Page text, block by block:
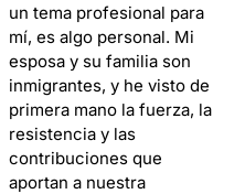
un tema profesional para
mí, es algo personal. Mi
esposa y su familia son
inmigrantes, y he visto de
primera mano la fuerza, la
resistencia y las
contribuciones que
aportan a nuestra